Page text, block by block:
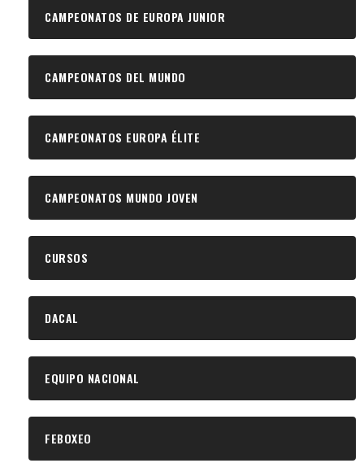
CAMPEONATOS DE EUROPA JUNIOR
CAMPEONATOS DEL MUNDO
CAMPEONATOS EUROPA ÉLITE
CAMPEONATOS MUNDO JOVEN
CURSOS
DACAL
EQUIPO NACIONAL
FEBOXEO